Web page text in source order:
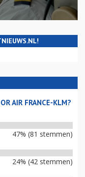
AIR FRANCE-KLM?
47% (81 stemmen)
24% (42 stemmen)